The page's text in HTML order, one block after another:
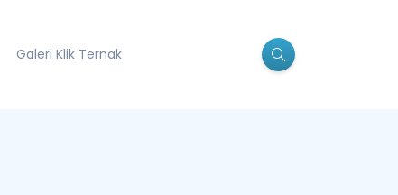
Galeri Klik Ternak